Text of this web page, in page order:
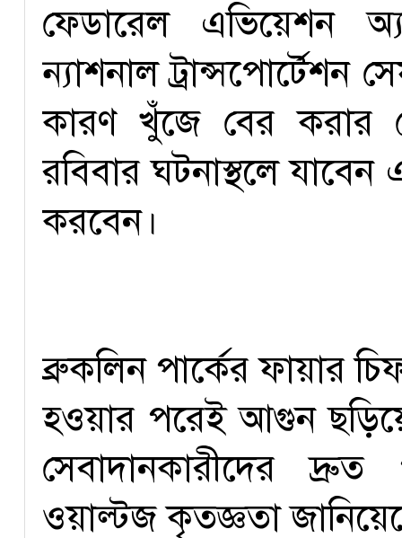
ফেডারেল এভিয়েশন
ন্যাশনাল ট্রান্সপোর্টেশন
কারণ খুঁজে বের করার
রবিবার ঘটনাস্থলে যাবেন
করবেন।
ব্রুকলিন পার্কের ফায়ার
হওয়ার পরেই আগুন
সেবাদানকারীদের
ওয়াল্টজ কৃতজ্ঞতা